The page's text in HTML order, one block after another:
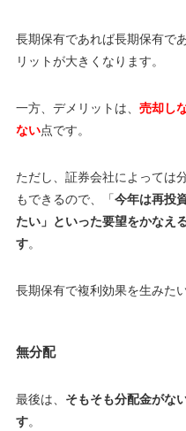
長期保有であれば長期保有で
リットが大きくなります。
一方、デメリットは、 売却し
ない点です。
ただし、証券会社によっては
もできるので、「今年は再投
たい」といった要望をかなえ
す。
長期保有で複利効果を生みた
無分配
最後は、 そもそも分配金がな
す。